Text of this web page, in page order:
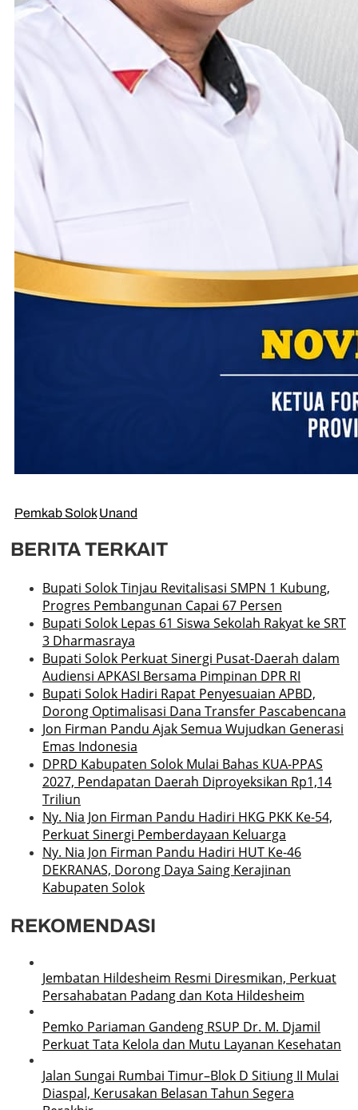
Pemkab Solok Unand
BERITA TERKAIT
Bupati Solok Tinjau Revitalisasi SMPN 1 Kubung,
Progres Pembangunan Capai 67 Persen
Bupati Solok Lepas 61 Siswa Sekolah Rakyat ke SRT
3 Dharmasraya
Bupati Solok Perkuat Sinergi Pusat-Daerah dalam
Audiensi APKASI Bersama Pimpinan DPR RI
Bupati Solok Hadiri Rapat Penyesuaian APBD,
Dorong Optimalisasi Dana Transfer Pascabencana
Jon Firman Pandu Ajak Semua Wujudkan Generasi
Emas Indonesia
DPRD Kabupaten Solok Mulai Bahas KUA-PPAS
2027, Pendapatan Daerah Diproyeksikan Rp1,14
Triliun
Ny. Nia Jon Firman Pandu Hadiri HKG PKK Ke-54,
Perkuat Sinergi Pemberdayaan Keluarga
Ny. Nia Jon Firman Pandu Hadiri HUT Ke-46
DEKRANAS, Dorong Daya Saing Kerajinan
Kabupaten Solok
REKOMENDASI
Jembatan Hildesheim Resmi Diresmikan, Perkuat
Persahabatan Padang dan Kota Hildesheim
Pemko Pariaman Gandeng RSUP Dr. M. Djamil
Perkuat Tata Kelola dan Mutu Layanan Kesehatan
Jalan Sungai Rumbai Timur–Blok D Sitiung II Mulai
Diaspal, Kerusakan Belasan Tahun Segera